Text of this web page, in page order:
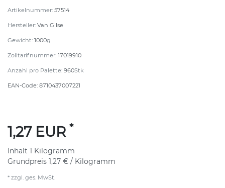
Artikelnummer: 57514
Hersteller: Van Gilse
Gewicht: 1000g
Zolltarifnummer: 17019910
Anzahl pro Palette: 960Stk
EAN-Code: 8710437007221
1,27 EUR *
Inhalt 1 Kilogramm
Grundpreis 1,27 € / Kilogramm
* zzgl. ges. MwSt.